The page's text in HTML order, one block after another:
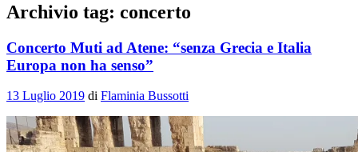
Archivio tag: concerto
Concerto Muti ad Atene: “senza Grecia e Italia
Europa non ha senso”
13 Luglio 2019 di Flaminia Bussotti